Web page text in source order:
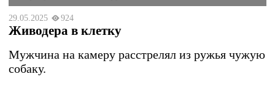
29.05.2025 924
Живодера в клетку
Мужчина на камеру расстрелял из ружья чужую
собаку.